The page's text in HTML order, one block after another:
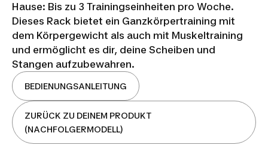
Hause: Bis zu 3 Trainingseinheiten pro Woche.
Dieses Rack bietet ein Ganzkörpertraining mit
dem Körpergewicht als auch mit Muskeltraining
und ermöglicht es dir, deine Scheiben und
Stangen aufzubewahren.
BEDIENUNGSANLEITUNG
ZURÜCK ZU DEINEM PRODUKT
(NACHFOLGERMODELL)